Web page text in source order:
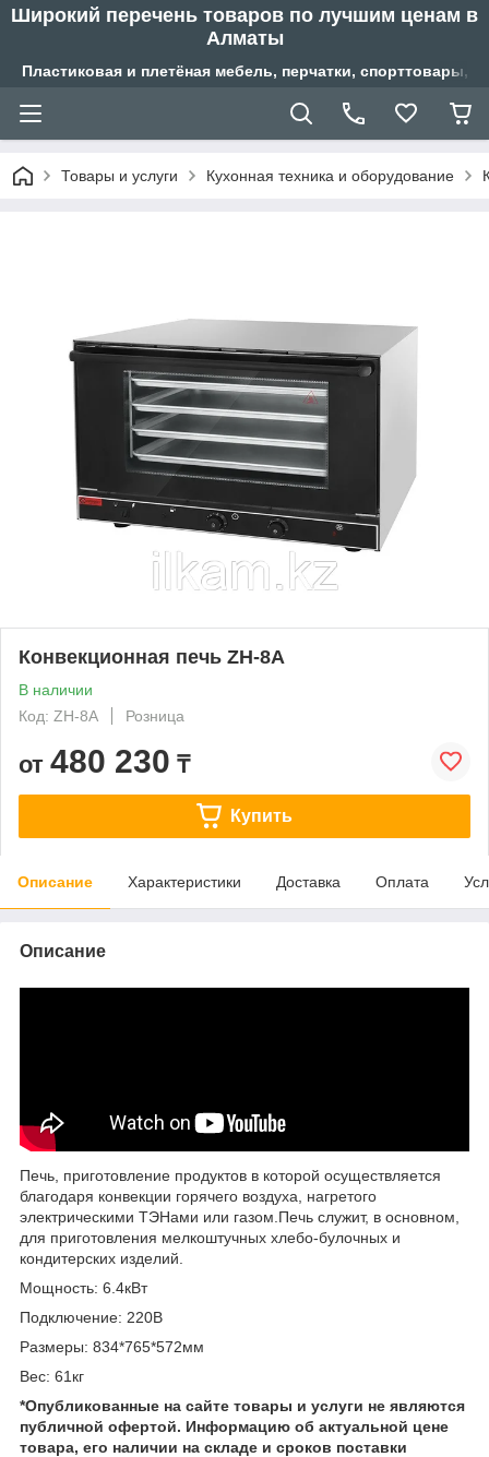
Широкий перечень товаров по лучшим ценам в
Алматы
Пластиковая и плетёная мебель, перчатки,
Товары и услуги Кухонная техника и оборудование
Конвекционная печь ZH-8A
В наличии
Код: ZH-8A
Розница
от 480 230 ₸
Купить
Описание Характеристики Доставка Оплата
Описание
Печь, приготовление продуктов в которой осуществляется
благодаря конвекции горячего воздуха, нагретого
электрическими ТЭНами или газом.Печь служит, в основном,
для приготовления мелкоштучных хлебо-булочных и
кондитерских изделий.
Мощность: 6.4кВт
Подключение: 220В
Размеры: 834*765*572мм
Вес: 61кг
*Опубликованные на сайте товары и услуги не являются
публичной офертой. Информацию об актуальной цене
товара, его наличии на складе и сроков поставки